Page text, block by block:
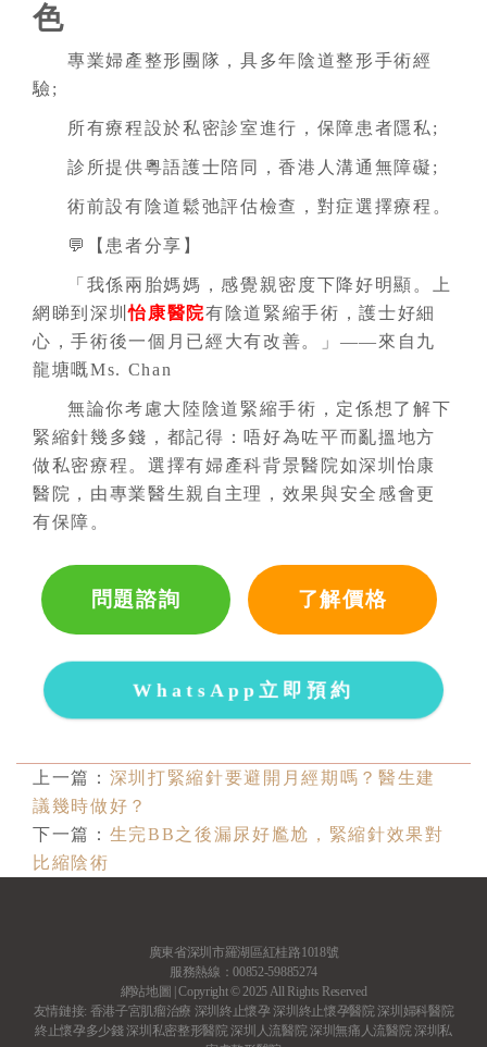
色
專業婦產整形團隊，具多年陰道整形手術經
驗;
所有療程設於私密診室進行，保障患者隱私;
診所提供粵語護士陪同，香港人溝通無障礙;
術前設有陰道鬆弛評估檢查，對症選擇療程。
💬【患者分享】
「我係兩胎媽媽，感覺親密度下降好明顯。上
網睇到深圳怡康醫院有陰道緊縮手術，護士好細
心，手術後一個月已經大有改善。」——來自九
龍塘嘅Ms. Chan
無論你考慮大陸陰道緊縮手術，定係想了解下
緊縮針幾多錢，都記得：唔好為咗平而亂搵地方
做私密療程。選擇有婦產科背景醫院如深圳怡康
醫院，由專業醫生親自主理，效果與安全感會更
有保障。
問題諮詢 了解價格
WhatsApp立即預約
上一篇： 深圳打緊縮針要避開月經期嗎？醫生建
議幾時做好？
下一篇： 生完BB之後漏尿好尷尬，緊縮針效果對
比縮陰術
廣東省深圳市羅湖區紅桂路1018號
服務熱線：00852-59885274
網站地圖 | Copyright © 2025 All Rights Reserved
友情鏈接: 香港子宮肌瘤治療 深圳終止懷孕深圳終止懷孕醫院深圳婦科醫院
終止懷孕多少錢深圳私密整形醫院深圳人流醫院深圳無痛人流醫院深圳私